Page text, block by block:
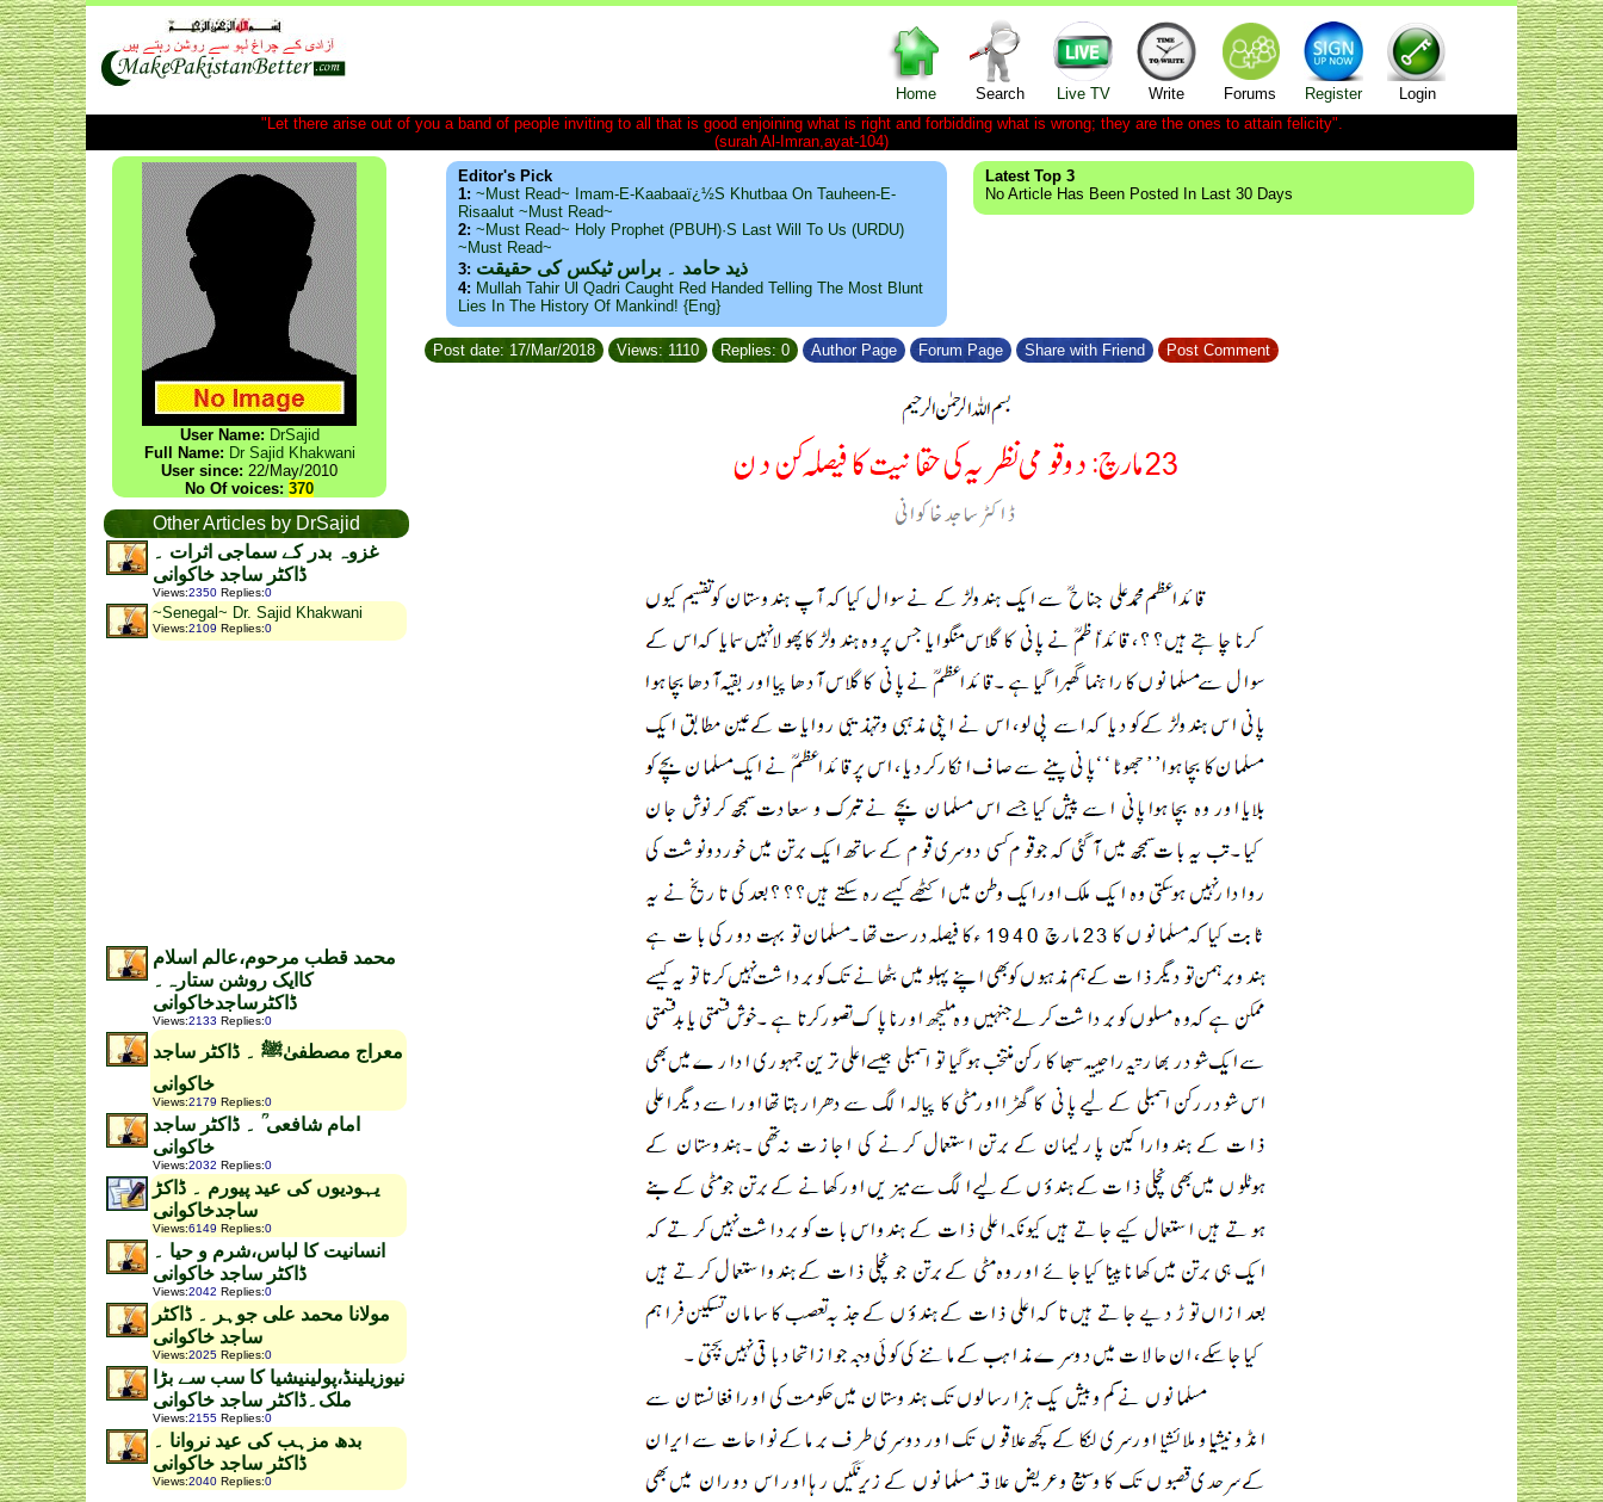
Home Search Live TV Write Forums Register
Login
"Let there arise out of you a band of people inviting to all that is good enjoining what is right and forbidding what is wrong; they are the ones to attain felicity".
(surah Al-Imran,ayat-104)
User Name: DrSajid
Full Name: Dr Sajid Khakwani
User since: 22/May/2010
No Of voices: 370
Other Articles by DrSajid
غزوہ بدر کے سماجی اثرات ۔
ڈاکٹر ساجد خاکوانی
Views:2350 Replies:0
~Senegal~ Dr. Sajid Khakwani
Views:2109 Replies:0
محمد قطب مرحوم،عالم اسلام
کاایک روشن ستارہ۔
ڈاکٹرساجدخاکوانی
Views:2133 Replies:0
معراج مصطفیٰﷺ ۔ ڈاکٹر ساجد
خاکوانی
Views:2179 Replies:0
امام شافعی ؒ ۔ ڈاکٹر ساجد
خاکوانی
Views:2032 Replies:0
یہودیوں کی عید پیورم ۔ ڈاکڑ
ساجدخاکوانی
Views:6149 Replies:0
انسانیت کا لباس،شرم و حیا ۔
ڈاکٹر ساجد خاکوانی
Views:2042 Replies:0
مولانا محمد علی جوہر ۔ ڈاکٹر
ساجد خاکوانی
Views:2025 Replies:0
نیوزیلینڈ،پولینیشیا کا سب سے بڑا
ملک۔ڈاکٹر ساجد خاکوانی
Views:2155 Replies:0
بدھ مزہب کی عید نروانا ۔
ڈاکٹر ساجد خاکوانی
Views:2040 Replies:0
Editor's Pick
1: ~Must Read~ Imam-E-Kaabaaï¿½s Khutbaa On Tauheen-E-
Risaalut ~Must Read~
2: ~Must Read~ Holy Prophet (PBUH)·s Last Will To Us (URDU)
~Must Read~
3: ذید حامد ۔ براس ٹیکس کی حقیقت
4: Mullah Tahir Ul Qadri Caught Red Handed Telling The Most Blunt
Lies In The History Of Mankind! {Eng}
Latest Top 3
No Article Has Been Posted In Last 30 Days
Post date: 17/Mar/2018 Views: 1110 Replies: 0 Author Page Forum Page Share with Friend Post Comment